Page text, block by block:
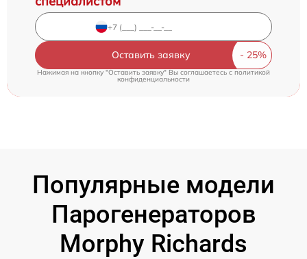
Оставить заявку
Нажимая на кнопку "Оставить заявку" Вы соглашаетесь cполитикой
конфиденциальности
Популярные модели
Парогенераторов
Morphy Richards